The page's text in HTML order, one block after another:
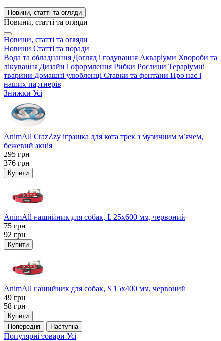
Новини, статті та огляди
Новини, статті та огляди
Новини, статті та огляди
Новини Статті та поради
Вода та обладнання Догляд і годування Акваріуми Хвороби та
лікування Дизайн і оформлення Рибки Рослини Тераріумні
тварини Домашні улюбленці Ставки та фонтани Про нас і
наших партнерів
Знижки Усі
AnimAll CrazZzy іграшка для кота трек з музичним м’ячем,
бежевий акція
295 грн
376 грн
Купити
AnimAll нашийник для собак, L 25x600 мм, червоний
75 грн
92 грн
Купити
AnimAll нашийник для собак, S 15х400 мм, червоний
49 грн
58 грн
Купити
Попередня
Наступна
Популярні товари Усі